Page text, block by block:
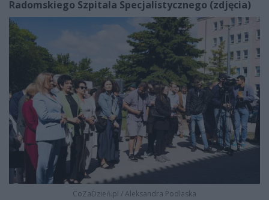
Radomskiego Szpitala Specjalistycznego (zdjęcia)
CoZaDzień.pl /Aleksandra Podlaska